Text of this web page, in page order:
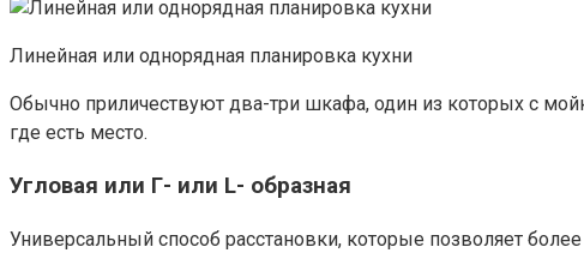
Линейная или однорядная планировка кухни
Обычно приличествуют два-три шкафа, один из которых с
где есть место.
Угловая или Г- или L- образная
Универсальный способ расстановки, которые позволяет